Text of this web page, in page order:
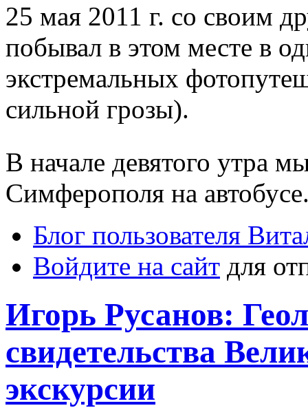
25 мая 2011 г. со своим
побывал в этом месте в
экстремальных
сильной грозы).
В начале девятого утра
Симферополя на
Блог пользователя
Войдите на сайт для
Игорь Русанов:
свидетельства
экскурсии